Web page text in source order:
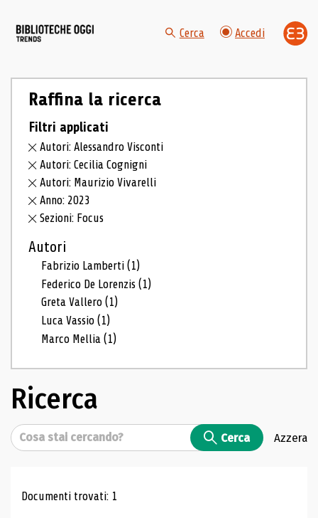
Cerca Accedi
Raffina la ricerca
Filtri applicati
Autori: Alessandro Visconti
Autori: Cecilia Cognigni
Autori: Maurizio Vivarelli
Anno: 2023
Sezioni: Focus
Autori
Fabrizio Lamberti(1)
Federico De Lorenzis(1)
Greta Vallero(1)
Luca Vassio(1)
Marco Mellia(1)
Ricerca
Cerca Cerca Azzera
Risultati di ricerca
Documenti trovati: 1